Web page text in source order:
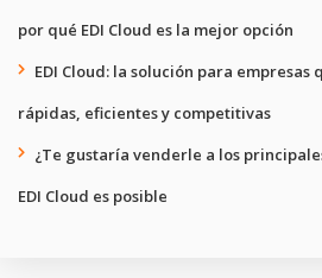
por qué EDI Cloud es la mejor opción
EDI Cloud: la solución para empresas
rápidas, eficientes y competitivas
¿Te gustaría venderle a los
EDI Cloud es posible